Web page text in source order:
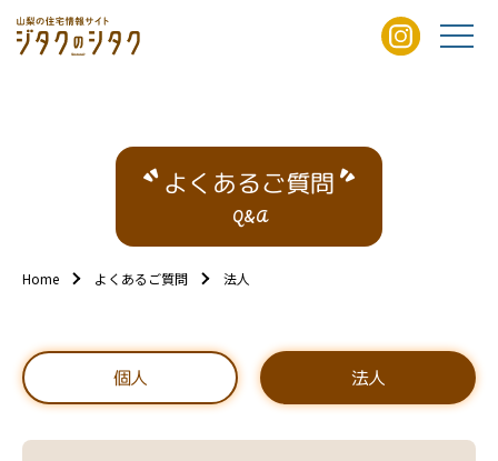
よくあるご質問
Q&A
Home よくあるご質問 法人
個人 法人